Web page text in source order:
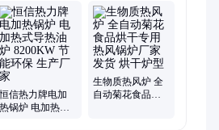
电加热锅炉、工业锅炉、蒸汽发生器、
恒信热力牌电加
热锅炉 电加热式
生物质热风炉 全
自动菊花食品烘